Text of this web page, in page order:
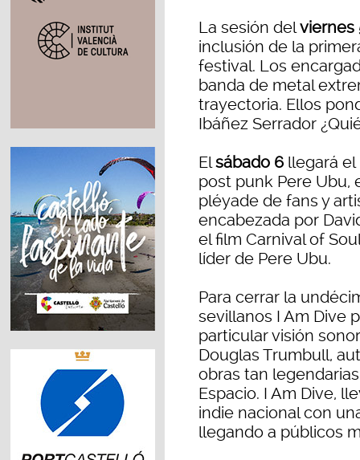
La sesión delviernes
inclusión de la
festival. Los
banda de metal
trayectoria. Ellos
Ibáñez Serrador
Elsábado 6 llegará
post punk Pere Ubu,
pléyade de fans y
encabezada por
el film Carnival of
líder de Pere Ubu.
Para cerrar la
sevillanos I Am Dive
particular visión
Douglas Trumbull,
obras tan
Espacio. I Am Dive,
indie nacional con
llegando a públicos